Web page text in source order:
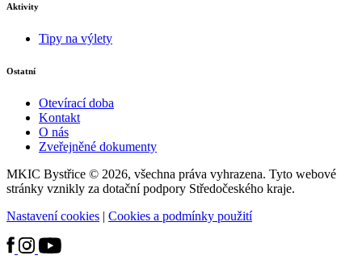
Aktivity
Tipy na výlety
Ostatní
Otevírací doba
Kontakt
O nás
Zveřejněné dokumenty
MKIC Bystřice © 2026, všechna práva vyhrazena. Tyto webové
stránky vznikly za dotační podpory Středočeského kraje.
Nastavení cookies | Cookies a podmínky použití